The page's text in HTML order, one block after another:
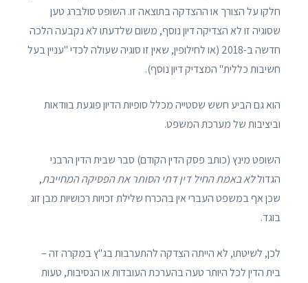
חלקו על הצורך או ההצדקה בתוצאה זו. השופט סולברג טען
שסוגיה זו לא הצדיקה דיון נוסף, משום שלדעתו לא נקבעה הלכה
חדשה ב-2018 (או לחילופין, שאין זו סוגיה שעולה לכדי "עניין בעל
חשיבות כללית" המצדיק דיון נוסף).
הוא גם הביע חשש שסטייה מכלל סופיות הדיון פוגעת בוודאות
וביציבות של מערכת המשפט.
השופט מינץ (כותב פסק הדין הקודם) סבר שבית הדין הרבני
הגדוללא באמת החיל דין דתי הסותר את הפסיקה המחייבת,
שכן אף במשפט העברי אין בהכרח שלילת זכויות רכושיות מבן זוג
בוגד.
לכן, לשיטתו, לא הייתה הצדקה להתערבות בג"ץ במקרה זה –
בית הדין לכל היותר טעה בהערכת העובדות או הנסיבות, טעות